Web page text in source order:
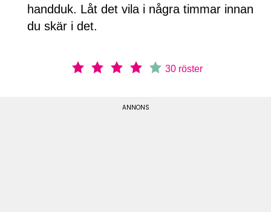
handduk. Låt det vila i några timmar innan
du skär i det.
30 röster